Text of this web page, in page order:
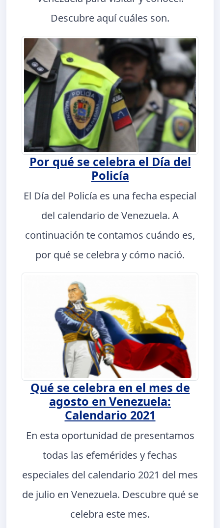
Descubre aquí cuáles son.
Por qué se celebra el Día del
Policía
El Día del Policía es una fecha especial
del calendario de Venezuela. A
continuación te contamos cuándo es,
por qué se celebra y cómo nació.
Qué se celebra en el mes de
agosto en Venezuela:
Calendario 2021
En esta oportunidad de presentamos
todas las efemérides y fechas
especiales del calendario 2021 del mes
de julio en Venezuela. Descubre qué se
celebra este mes.